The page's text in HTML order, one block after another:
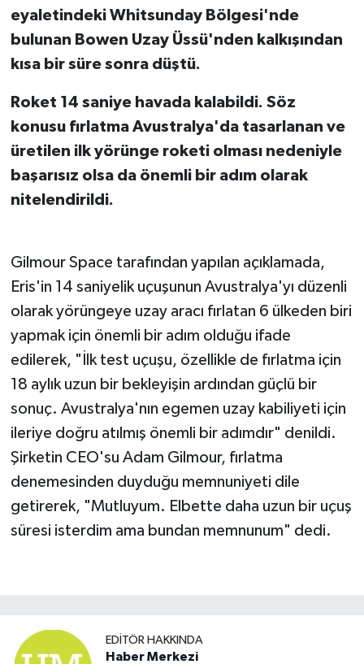
eyaletindeki Whitsunday Bölgesi'nde
bulunan Bowen Uzay Üssü'nden kalkışından
kısa bir süre sonra düştü.
Roket 14 saniye havada kalabildi. Söz
konusu fırlatma Avustralya'da tasarlanan ve
üretilen ilk yörünge roketi olması nedeniyle
başarısız olsa da önemli bir adım olarak
nitelendirildi.
Gilmour Space tarafından yapılan açıklamada,
Eris'in 14 saniyelik uçuşunun Avustralya'yı düzenli
olarak yörüngeye uzay aracı fırlatan 6 ülkeden biri
yapmak için önemli bir adım olduğu ifade
edilerek, "İlk test uçuşu, özellikle de fırlatma için
18 aylık uzun bir bekleyişin ardından güçlü bir
sonuç. Avustralya'nın egemen uzay kabiliyeti için
ileriye doğru atılmış önemli bir adımdır" denildi.
Şirketin CEO'su Adam Gilmour, fırlatma
denemesinden duyduğu memnuniyeti dile
getirerek, "Mutluyum. Elbette daha uzun bir uçuş
süresi isterdim ama bundan memnunum" dedi.
EDITÖR HAKKINDA
Haber Merkezi